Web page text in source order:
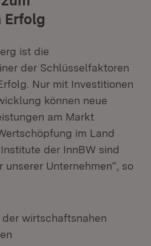
ist die
der Schlüsselfaktoren
Nur mit Investitionen
können neue
am Markt
im Land
der InnBW sind
Unternehmen“, so
wirtschaftsnahen